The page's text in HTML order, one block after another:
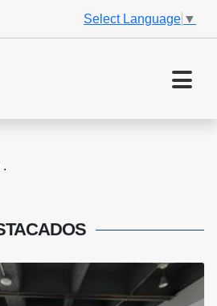
Select Language ▼
.